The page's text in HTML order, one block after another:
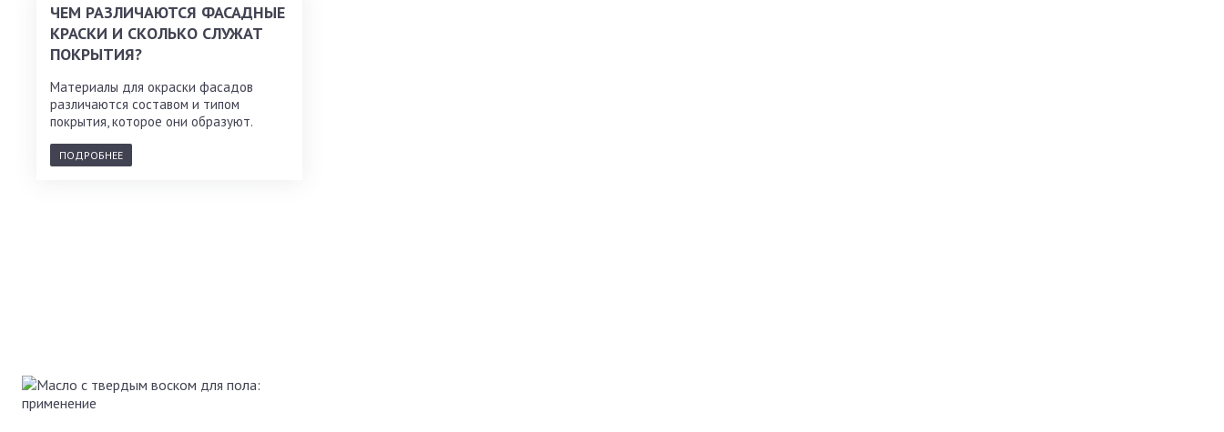
ЧЕМ РАЗЛИЧАЮТСЯ ФАСАДНЫЕ
КРАСКИ И СКОЛЬКО СЛУЖАТ
ПОКРЫТИЯ?
Материалы для окраски фасадов
различаются составом и типом
покрытия, которое они образуют.
ПОДРОБНЕЕ